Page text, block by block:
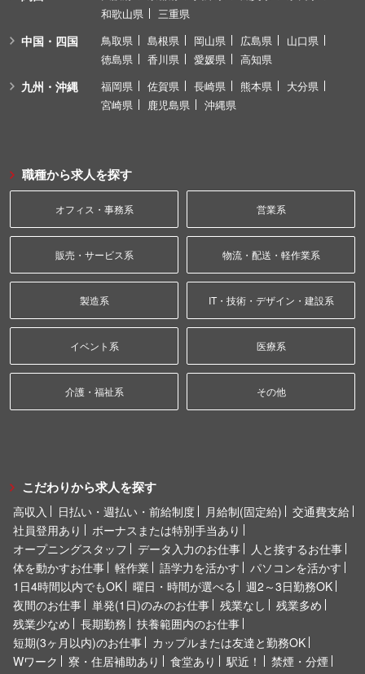
和歌山県
三重県
中国・四国 鳥取県 島根県 岡山県 広島県
山口県
徳島県
香川県 愛媛県 高知県
九州・沖縄 福岡県 佐賀県 長崎県 熊本県
大分県
宮崎県
鹿児島県 沖縄県
職種から求人を探す
オフィス・事務系 営業系
販売・サービス系 物流・配送・軽作業系
製造系 IT・技術・デザイン・建設系
イベント系 医療系
介護・福祉系 その他
こだわりから求人を探す
高収入 日払い・週払い・前給制度 月給制(固定給)
交通費支給
社員登用あり
ボーナスまたは特別手当あり
オープニングスタッフ
データ入力のお仕事
人と接するお仕事
体を動かすお仕事
軽作業 語学力を活かす
パソコンを活かす
1日4時間以内でもOK
曜日・時間が選べる
週2～3日勤務OK
夜間のお仕事
単発(1日)のみのお仕事 残業なし
残業多め
残業少なめ
長期勤務
扶養範囲内のお仕事
短期(3ヶ月以内)のお仕事
カップルまたは友達と勤務OK
Wワーク
寮・住居補助あり 食堂あり 駅近！
禁煙・分煙